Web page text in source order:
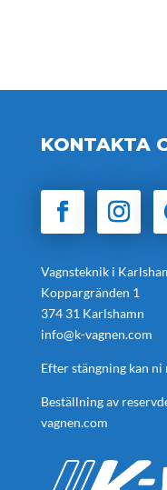
KONTAKTA
Vagnsteknik i
Koppargränden 1
374 31 Karlshamn
info@k-vagnen.com
Efter stängning kan ni
Beställning av
vagnen.com